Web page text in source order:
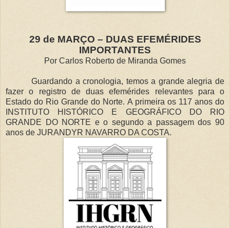
29 de MARÇO – DUAS EFEMÉRIDES
IMPORTANTES
Por Carlos Roberto de Miranda Gomes
Guardando a cronologia, temos a grande alegria de
fazer o registro de duas efemérides relevantes para o
Estado do Rio Grande do Norte. A primeira os 117 anos do
INSTITUTO HISTÓRICO E GEOGRÁFICO DO RIO
GRANDE DO NORTE e o segundo a passagem dos 90
anos de JURANDYR NAVARRO DA COSTA.